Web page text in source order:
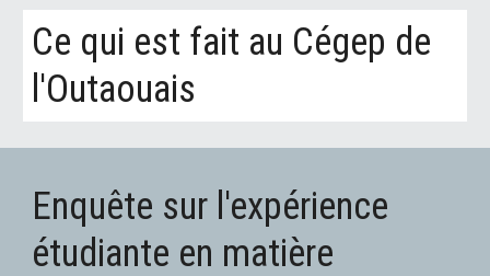
Ce qui est fait au Cégep de
l'Outaouais
Enquête sur l'expérience
étudiante en matière